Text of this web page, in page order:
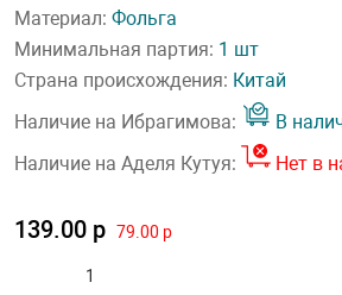
Материал: Фольга
Минимальная партия: 1 шт
Страна происхождения: Китай
Наличие на Ибрагимова:
В
Наличие на Аделя Кутуя:
Нет в
139.00 р 79.00 р